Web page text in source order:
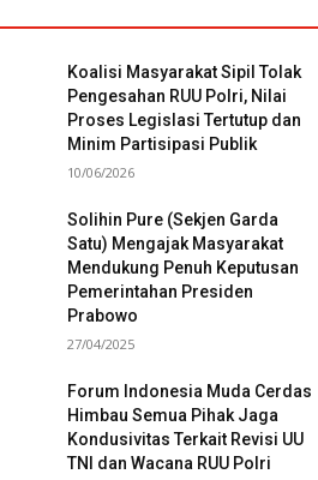
Koalisi Masyarakat Sipil Tolak
Pengesahan RUU Polri, Nilai
Proses Legislasi Tertutup dan
Minim Partisipasi Publik
10/06/2026
Solihin Pure (Sekjen Garda
Satu) Mengajak Masyarakat
Mendukung Penuh Keputusan
Pemerintahan Presiden
Prabowo
27/04/2025
Forum Indonesia Muda Cerdas
Himbau Semua Pihak Jaga
Kondusivitas Terkait Revisi UU
TNI dan Wacana RUU Polri